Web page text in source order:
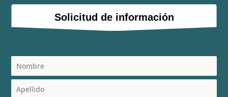
Solicitud de información